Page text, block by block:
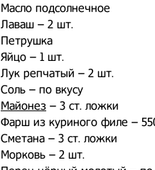
Масло подсолнечное
Лаваш – 2 шт.
Петрушка
Яйцо – 1 шт.
Лук репчатый – 2 шт.
Соль – по вкусу
Майонез – 3 ст. ложки
Фарш из куриного филе –
Сметана – 3 ст. ложки
Морковь – 2 шт.